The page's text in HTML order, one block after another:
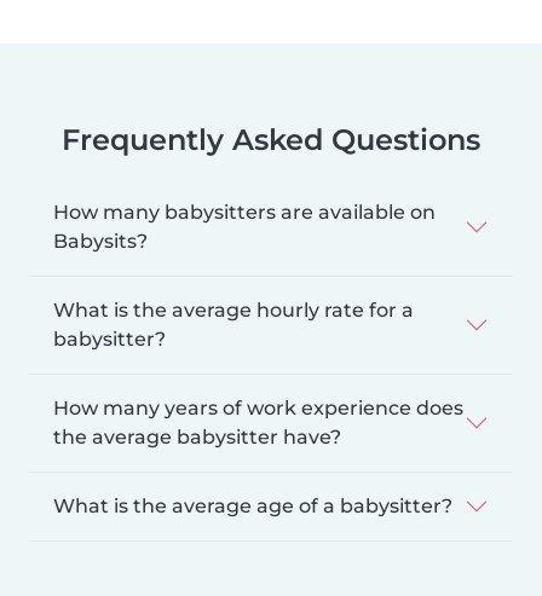
Frequently Asked Questions
How many babysitters are available on
Babysits?
What is the average hourly rate for a
babysitter?
How many years of work experience does
the average babysitter have?
What is the average age of a babysitter?